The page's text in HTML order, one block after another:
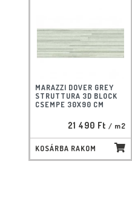
MARAZZI DOVER GREY
STRUTTURA 3D BLOCK
CSEMPE 30X90 CM
21 490 Ft / m2
KOSÁRBA RAKOM